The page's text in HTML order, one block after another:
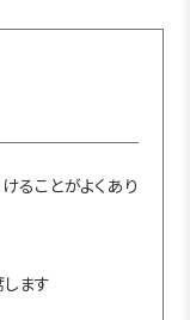
ることがよくあり
ます